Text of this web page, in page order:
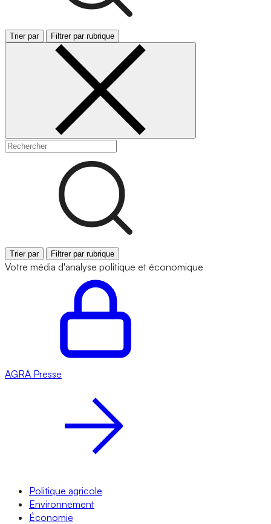
Trier par Filtrer par rubrique
Trier par Filtrer par rubrique
Votre média d'analyse politique et économique
AGRA Presse
Politique agricole
Environnement
Économie